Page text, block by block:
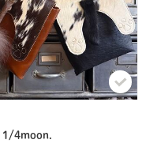
1/4moon.